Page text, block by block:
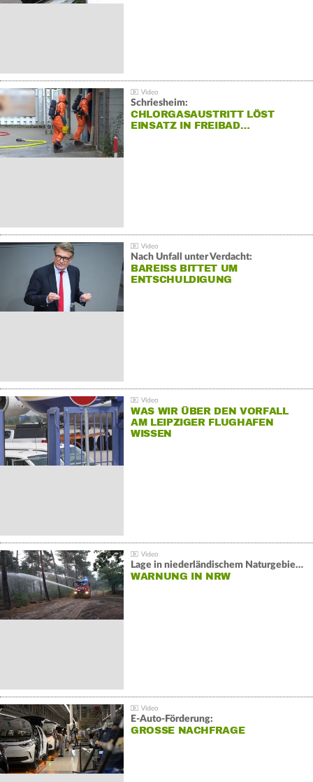
Schriesheim:
CHLORGASAUSTRITT LÖST
EINSATZ IN FREIBAD…
Nach Unfall unter Verdacht:
BAREISS BITTET UM E
NTSCHULDIGUNG
WAS WIR ÜBER DEN VORFALL
AM LEIPZIGER FLUGHAFEN
WISSEN
Lage in niederländischem Naturgebiet stabil
WARNUNG IN NRW
E-Auto-Förderung:
GROSSE NACHFRAGE